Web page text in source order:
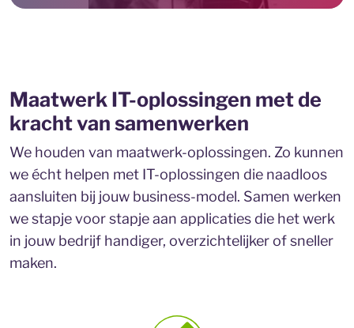
Maatwerk IT-oplossingen met de
kracht van samenwerken
We houden van maatwerk-oplossingen. Zo kunnen
we écht helpen met IT-oplossingen die naadloos
aansluiten bij jouw business-model. Samen werken
we stapje voor stapje aan applicaties die het werk
in jouw bedrijf handiger, overzichtelijker of sneller
maken.